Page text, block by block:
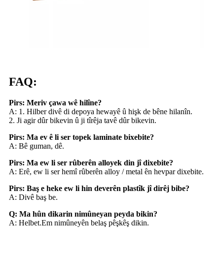
FAQ:
Pirs: Meriv çawa wê hilîne?
A: 1. Hilber divê di depoya hewayê û hişk de bêne hilanîn.
2. Ji agir dûr bikevin û ji tîrêja tavê dûr bikevin.
Pirs: Ma ev ê li ser topek laminate bixebite?
A: Bê guman, dê.
Pirs: Ma ew li ser rûberên alloyek din jî dixebite?
A: Erê, ew li ser hemî rûberên alloy / metal ên hevpar dixebite.
Pirs: Baş e heke ew li hin deverên plastîk jî dirêj bibe?
A: Divê baş be.
Q: Ma hûn dikarin nimûneyan peyda bikin?
A: Helbet.Em nimûneyên belaş pêşkêş dikin.